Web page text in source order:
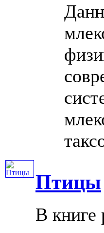
Птицы
В книге